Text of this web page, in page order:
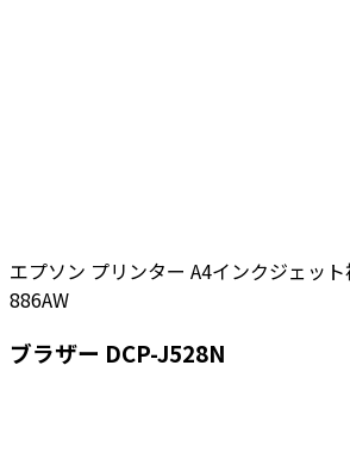
エプソン プリンター A4インクジェッ
886AW
ブラザー DCP-J528N